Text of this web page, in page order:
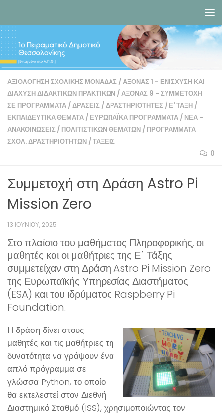
ΑΞΙΟΛΌΓΗΣΗ ΣΧΟΛΙΚΉΣ ΜΟΝΆΔΑΣ /ΆΞΟΝΑΣ 1 - ΕΝΊΣΧΥΣΗ ΚΑΙ
ΔΙΑΧΥΣΗ ΔΙΔΑΚΤΙΚΏΝ ΠΡΑΚΤΙΚΏΝ /ΆΞΟΝΑΣ 9 - ΣΥΜΜΕΤΟΧΉ
ΣΕ ΠΡΟΓΡΆΜΜΑΤΑ /ΔΡΆΣΕΙΣ /ΔΡΑΣΤΗΡΙΌΤΗΤΕΣ / Ε' ΤΆΞΗ /
ΕΚΠΑΙΔΕΥΤΙΚΆ ΘΈΜΑΤΑ / ΕΥΡΩΠΑΪΚΆ ΠΡΟΓΡΆΜΜΑΤΑ / ΝΈΑ -
ΑΝΑΚΟΙΝΏΣΕΙΣ / ΠΟΛΙΤΙΣΤΙΚΏΝ ΘΕΜΆΤΩΝ / ΠΡΟΓΡΆΜΜΑΤΑ
ΣΧΟΛ. ΔΡΑΣΤΗΡΙΟΤΉΤΩΝ /ΤΆΞΕΙΣ
0
Συμμετοχή στη Δράση Astro Pi
Mission Zero
13 ΙΟΥΝΊΟΥ, 2025
Στο πλαίσιο του μαθήματος Πληροφορικής, οι
μαθητές και οι μαθήτριες της Ε΄ Τάξης
συμμετείχαν στη Δράση Astro Pi Mission Zero
της Ευρωπαϊκής Υπηρεσίας Διαστήματος
(ESA) και του ιδρύματος Raspberry Pi
Foundation.
Η δράση δίνει στους
μαθητές και τις μαθήτριες τη
δυνατότητα να γράψουν ένα
απλό πρόγραμμα σε
γλώσσα Python, το οποίο
θα εκτελεστεί στον Διεθνή
Διαστημικό Σταθμό (ISS), χρησιμοποιώντας τον